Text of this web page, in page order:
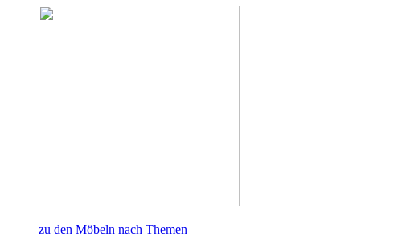
zu den Möbeln nach Themen